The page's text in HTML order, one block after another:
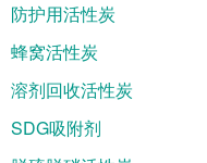
防护用活性炭
蜂窝活性炭
溶剂回收活性炭
SDG吸附剂